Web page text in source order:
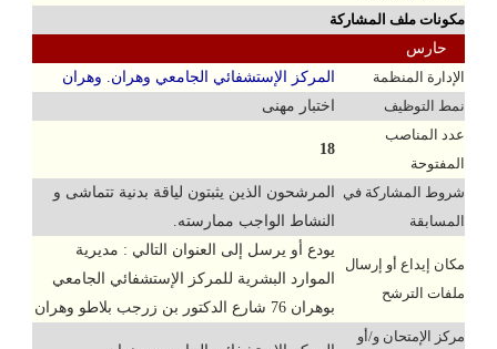
مكونات ملف المشاركة
حارس
الإدارة المنظمة
المركز الإستشفائي الجامعي وهران. وهران
نمط التوظيف
اختبار مهنى
عدد المناصب
المفتوحة
18
شروط المشاركة في
المسابقة
المرشحون الذين يثبتون لياقة بدنية تتماشى و
النشاط الواجب ممارسته.
مكان إيداع أو إرسال
ملفات الترشح
يودع أو يرسل إلى العنوان التالي : مديرية
الموارد البشرية للمركز الإستشفائي الجامعي
بوهران 76 شارع الدكتور بن زرجب بلاطو وهران
مركز الإمتحان و/أو